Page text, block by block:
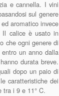
e cannella. I vini
sul genere
aromatico invece
Il calice è usato in
che ogni genere di
un anno dalla
durata breve.
dopo un paio di
caratteristiche dei
tra i 9 e 11° C.